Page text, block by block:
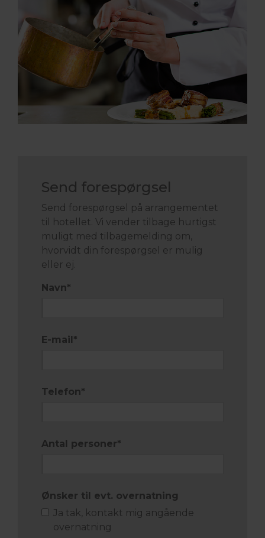
Send forespørgsel
Send forespørgsel på arrangementet
til hotellet. Vi vender tilbage hurtigst
muligt med tilbagemelding om,
hvorvidt din forespørgsel er mulig
eller ej.
Navn*
E-mail*
Telefon*
Antal personer*
Ønsker til evt. overnatning
Ja tak, kontakt mig angående
overnatning